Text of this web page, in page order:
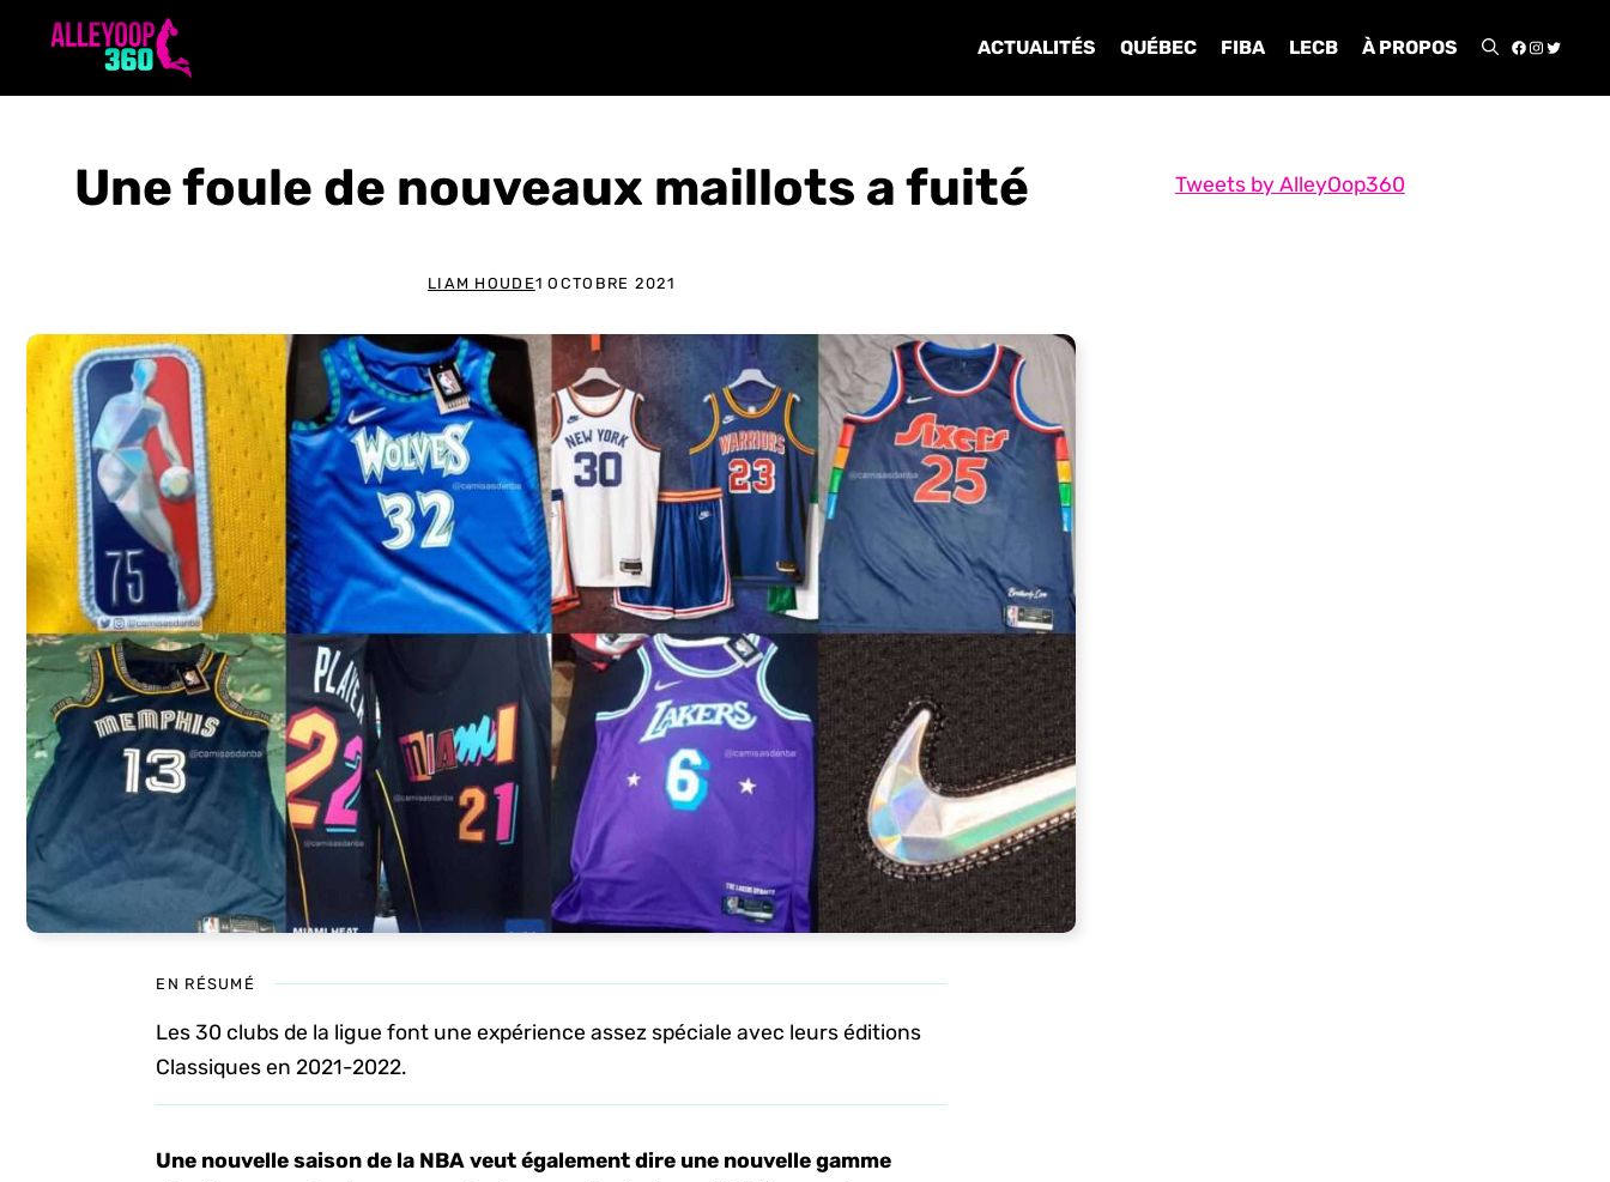
ACTUALITÉS QUÉBEC FIBA LECB À PROPOS
Une foule de nouveaux maillots a fuité
LIAM HOUDE1 OCTOBRE 2021
EN RÉSUMÉ
Les 30 clubs de la ligue font une expérience assez spéciale avec leurs éditions
Classiques en 2021-2022.
Une nouvelle saison de la NBA veut également dire une nouvelle gamme
Tweets by AlleyOop360